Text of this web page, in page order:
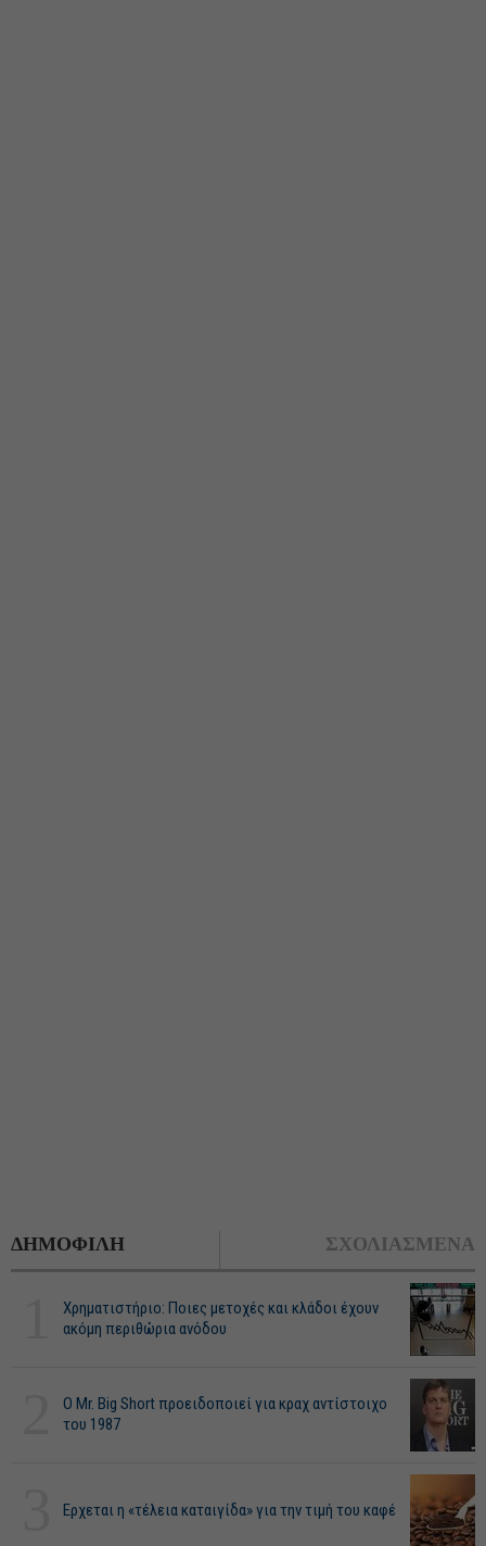
ΔΗΜΟΦΙΛΗ ΣΧΟΛΙΑΣΜΕΝΑ
Χρηματιστήριο: Ποιες μετοχές και κλάδοι έχουν
ακόμη περιθώρια ανόδου
O Mr. Big Short προειδοποιεί για κραχ αντίστοιχο
του 1987
Ερχεται η «τέλεια καταιγίδα» για την τιμή του καφέ